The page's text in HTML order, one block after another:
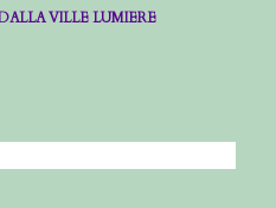
VILLE LUMIERE